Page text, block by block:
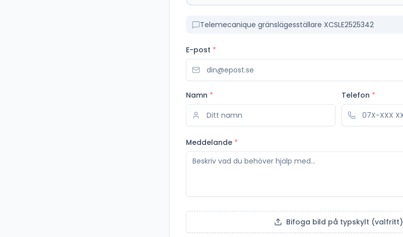
Telemecanique gränslägesställare XCSLE2525342
E-post *
Namn * Telefon *
Meddelande *
Bifoga bild på typskylt (valfritt)